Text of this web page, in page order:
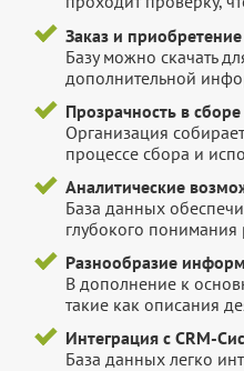
Заказ и
Базу можно скачать
дополнительной
Прозрачность в
Организация
процессе сбора и
Аналитические
База данных
глубокого
Разнообразие
В дополнение к
такие как описания
Интеграция с CRM-
База данных легко